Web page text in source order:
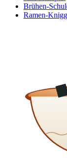
Brühen-
Ramen-